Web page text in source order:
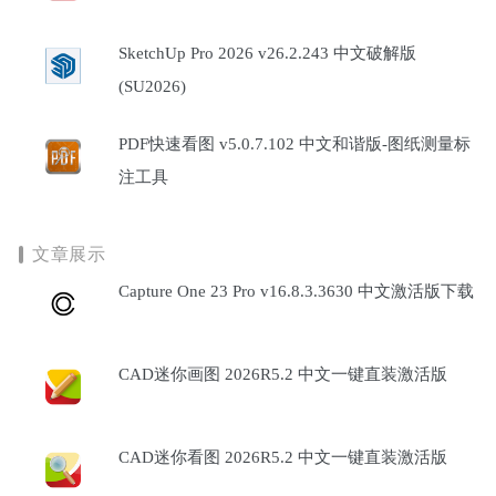
SketchUp Pro 2026 v26.2.243 中文破解版
(SU2026)
PDF快速看图 v5.0.7.102 中文和谐版-图纸测量标
注工具
文章展示
Capture One 23 Pro v16.8.3.3630 中文激活版下载
CAD迷你画图 2026R5.2 中文一键直装激活版
CAD迷你看图 2026R5.2 中文一键直装激活版